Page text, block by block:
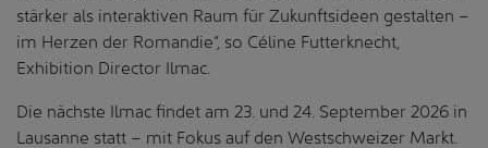
stärker als interaktiven Raum für Zukunftsideen gestalten –
im Herzen der Romandie“, so Céline Futterknecht,
Exhibition Director Ilmac.
Die nächste Ilmac findet am 23. und 24. September 2026 in
Lausanne statt – mit Fokus auf den Westschweizer Markt.